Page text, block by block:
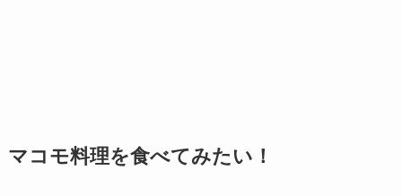
マコモ料理を食べてみたい！